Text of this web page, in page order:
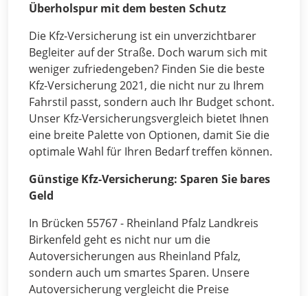
Überholspur mit dem besten Schutz
Die Kfz-Versicherung ist ein unverzichtbarer
Begleiter auf der Straße. Doch warum sich mit
weniger zufriedengeben? Finden Sie die beste
Kfz-Versicherung 2021, die nicht nur zu Ihrem
Fahrstil passt, sondern auch Ihr Budget schont.
Unser Kfz-Versicherungsvergleich bietet Ihnen
eine breite Palette von Optionen, damit Sie die
optimale Wahl für Ihren Bedarf treffen können.
Günstige Kfz-Versicherung: Sparen Sie bares
Geld
In Brücken 55767 - Rheinland Pfalz Landkreis
Birkenfeld geht es nicht nur um die
Autoversicherungen aus Rheinland Pfalz,
sondern auch um smartes Sparen. Unsere
Autoversicherung vergleicht die Preise